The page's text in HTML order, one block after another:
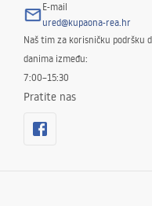
E-mail
ured@kupaona-rea.hr
Naš tim za korisničku podršku
danima između:
7:00–15:30
Pratite nas